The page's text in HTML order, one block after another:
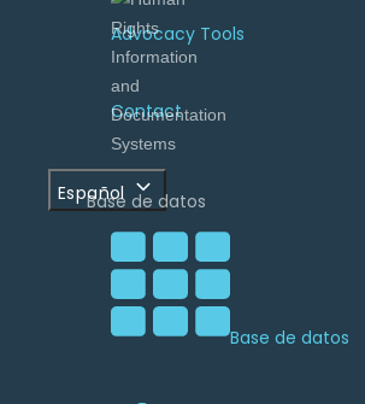
Advocacy Tools
Contact
Español
Base de datos
Base de datos